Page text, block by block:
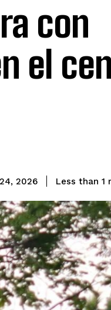
con
el
2026 Less than 1